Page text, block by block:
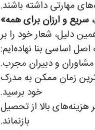
مهارتی داشته باشند.
سریع و ارزان برای همه»
دلیل، شعار خود را بر
اساسی بنا نهاده‌ایم:
مشاوران و دبیران مجرب.
زمان ممکن به مدرک
خود برسید.
بالا از تحصیل
بازنماند.